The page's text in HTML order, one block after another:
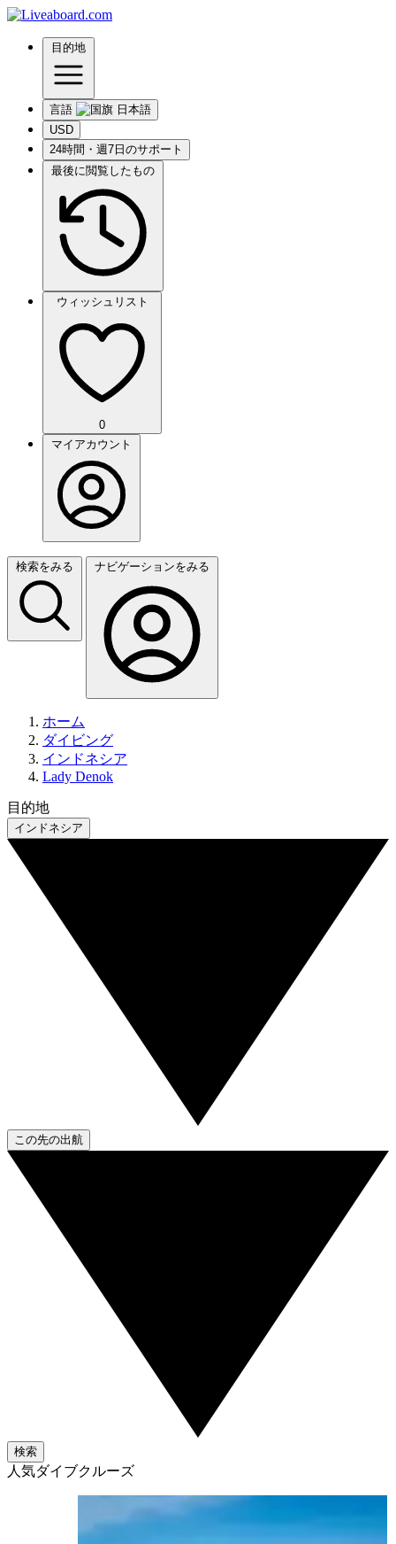
目的地
言語
USD
24時間・週7日のサポート
最後に閲覧したもの
ウィッシュリスト
0
マイアカウント
検索をみる ナビゲーションをみる
ホーム
ダイビング
インドネシア
Lady Denok
目的地
インドネシア
この先の出航
検索
人気ダイブクルーズ